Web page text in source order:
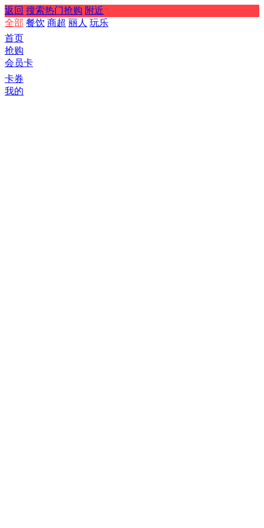
返回 搜索热门抢购 附近
全部 餐饮 商超 丽人 玩乐
首页
抢购
会员卡
卡券
我的